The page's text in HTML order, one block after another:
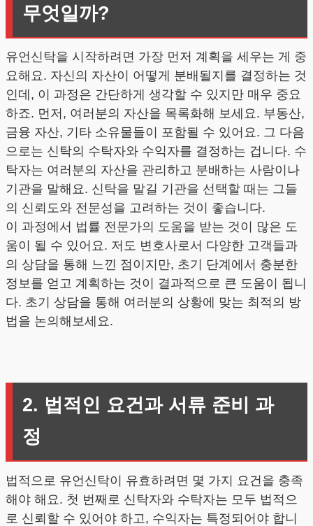
무엇일까?
유언신탁을 시작하려면 가장 먼저 계획을 세우는 게 중
요해요. 자신의 자산이 어떻게 분배될지를 결정하는 것
인데, 이 과정은 간단하게 생각할 수 있지만 매우 중요
하죠. 먼저, 여러분의 자산을 목록화해 보세요. 부동산,
금융 자산, 기타 소유물들이 포함될 수 있어요. 그 다음
으로는 신탁의 수탁자와 수익자를 결정하는 겁니다. 수
탁자는 여러분의 자산을 관리하고 분배하는 사람이나
기관을 말해요. 신탁을 맡길 기관을 선택할 때는 그들
의 신뢰도와 전문성을 고려하는 것이 좋습니다.
이 과정에서 법률 전문가의 도움을 받는 것이 많은 도
움이 될 수 있어요. 저도 변호사로서 다양한 고객들과
의 상담을 통해 느낀 점이지만, 초기 단계에서 충분한
정보를 얻고 계획하는 것이 결과적으로 큰 도움이 됩니
다. 초기 상담을 통해 여러분의 상황에 맞는 최적의 방
법을 논의해보세요.
2. 법적인 요건과 서류 준비 과
정
법적으로 유언신탁이 유효하려면 몇 가지 요건을 충족
해야 해요. 첫 번째로 신탁자와 수탁자는 모두 법적으
로 신뢰할 수 있어야 하고, 수익자는 특정되어야 합니